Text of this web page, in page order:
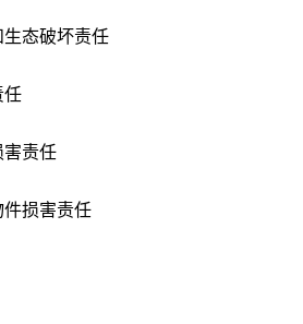
态破坏责任
责任
损害责任